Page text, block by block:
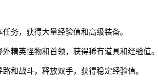
务，获得大量经验值和高级装备。
精英怪物和首领，获得稀有道具和经验值。
和战斗，释放双手，获得稳定经验值。